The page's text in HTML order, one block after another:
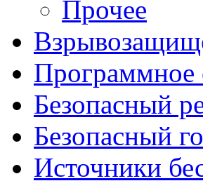
Прочее
Программное
Безопасный
Безопасный
Источники